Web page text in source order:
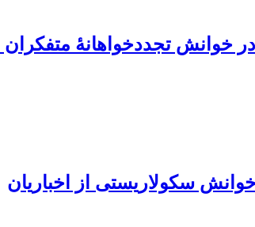
خوانش تجددخواهانۀ
سکولاریستی از اخباریان